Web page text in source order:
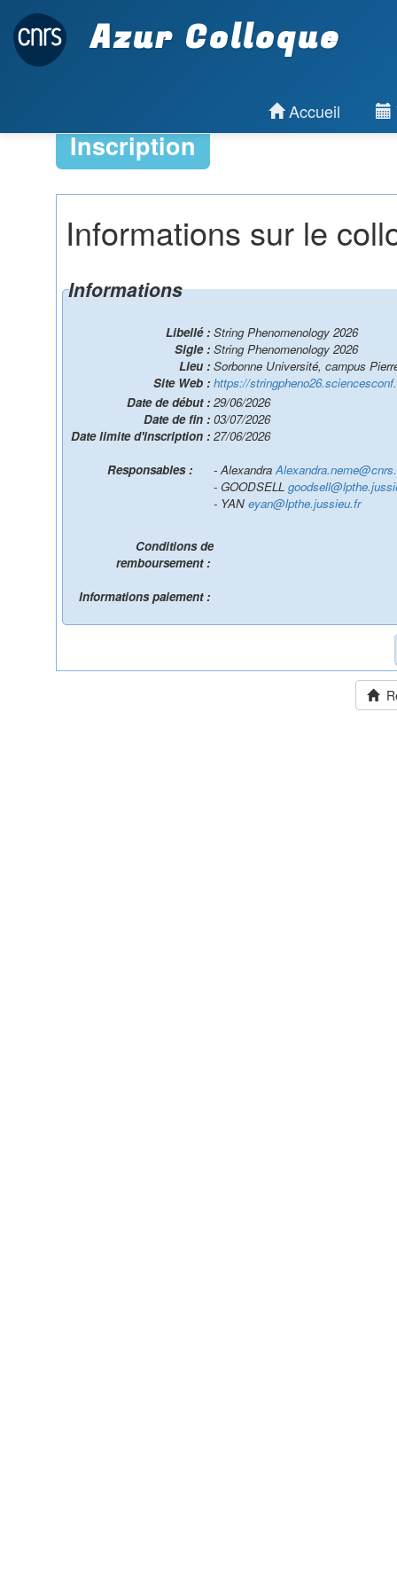
Azur Colloque
Accueil
Inscription
Informations sur le
Informations
Libellé : String Phenomenology 2026
Sigle : String Phenomenology 2026
Lieu : Sorbonne Université, campus
Site Web : https://
Date de début : 29/06/2026
Date de fin : 03/07/2026
Date limite d'inscription : 27/06/2026
- Alexandra
- GOODSELL
- YAN eyan@lpthe.jussieu.fr
Conditions de
remboursement :
Informations paiement :